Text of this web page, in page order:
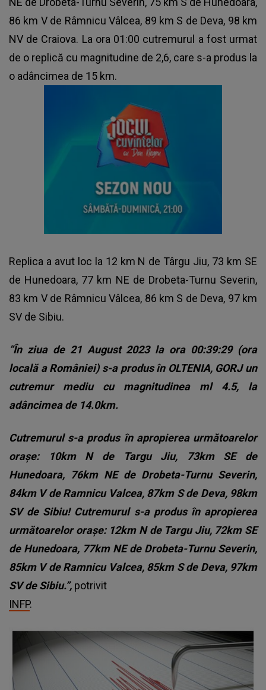
86 km V de Râmnicu Vâlcea, 89 km S de Deva, 98 km
NV de Craiova. La ora 01:00 cutremurul a fost urmat
de o replică cu magnitudine de 2,6, care s-a produs la
o adâncimea de 15 km.
Replica a avut loc la 12 km N de Târgu Jiu, 73 km SE
de Hunedoara, 77 km NE de Drobeta-Turnu Severin,
83 km V de Râmnicu Vâlcea, 86 km S de Deva, 97 km
SV de Sibiu.
”În ziua de 21 August 2023 la ora 00:39:29 (ora
locală a României) s-a produs în OLTENIA, GORJ un
cutremur mediu cu magnitudinea ml 4.5, la
adâncimea de 14.0km.
Cutremurul s-a produs în apropierea următoarelor
oraşe: 10km N de Targu Jiu, 73km SE de
Hunedoara, 76km NE de Drobeta-Turnu Severin,
84km V de Ramnicu Valcea, 87km S de Deva, 98km
SV de Sibiu! Cutremurul s-a produs în apropierea
următoarelor oraşe: 12km N de Targu Jiu, 72km SE
de Hunedoara, 77km NE de Drobeta-Turnu Severin,
85km V de Ramnicu Valcea, 85km S de Deva, 97km
SV de Sibiu.”, potrivit
INFP.